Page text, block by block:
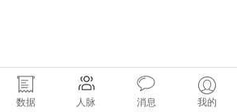
数据 人脉 消息 我的